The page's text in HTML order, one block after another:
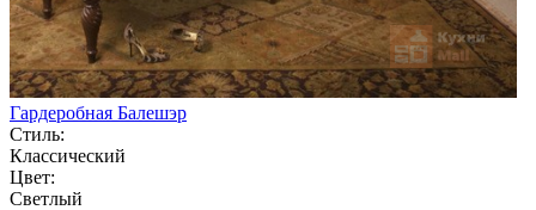
Гардеробная Балешэр
Стиль:
Классический
Цвет:
Светлый